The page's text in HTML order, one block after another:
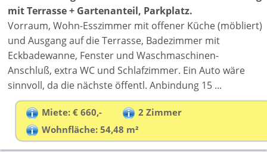
mit Terrasse + Gartenanteil, Parkplatz.
Vorraum, Wohn-Esszimmer mit offener Küche (möbliert)
und Ausgang auf die Terrasse, Badezimmer mit
Eckbadewanne, Fenster und Waschmaschinen-
Anschluß, extra WC und Schlafzimmer. Ein Auto wäre
sinnvoll, da die nächste öffentl. Anbindung 15 ...
Miete: € 660,-
2 Zimmer
Wohnfläche: 54,48 m²